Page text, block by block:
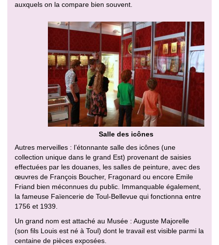
auxquels on la compare bien souvent.
Salle des icônes
Autres merveilles : l’étonnante salle des icônes (une
collection unique dans le grand Est) provenant de saisies
effectuées par les douanes, les salles de peinture, avec des
œuvres de François Boucher, Fragonard ou encore Emile
Friand bien méconnues du public. Immanquable également,
la fameuse Faïencerie de Toul-Bellevue qui fonctionna entre
1756 et 1939.
Un grand nom est attaché au Musée : Auguste Majorelle
(son fils Louis est né à Toul) dont le travail est visible parmi la
centaine de pièces exposées.